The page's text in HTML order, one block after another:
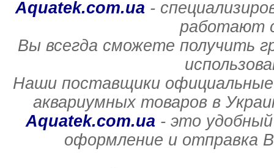
Aquatek.com.ua-
работают
Вы всегда сможете получить
Наши поставщики
аквариумных товаров в
Aquatek.com.ua- это удобный
оформление и отправка